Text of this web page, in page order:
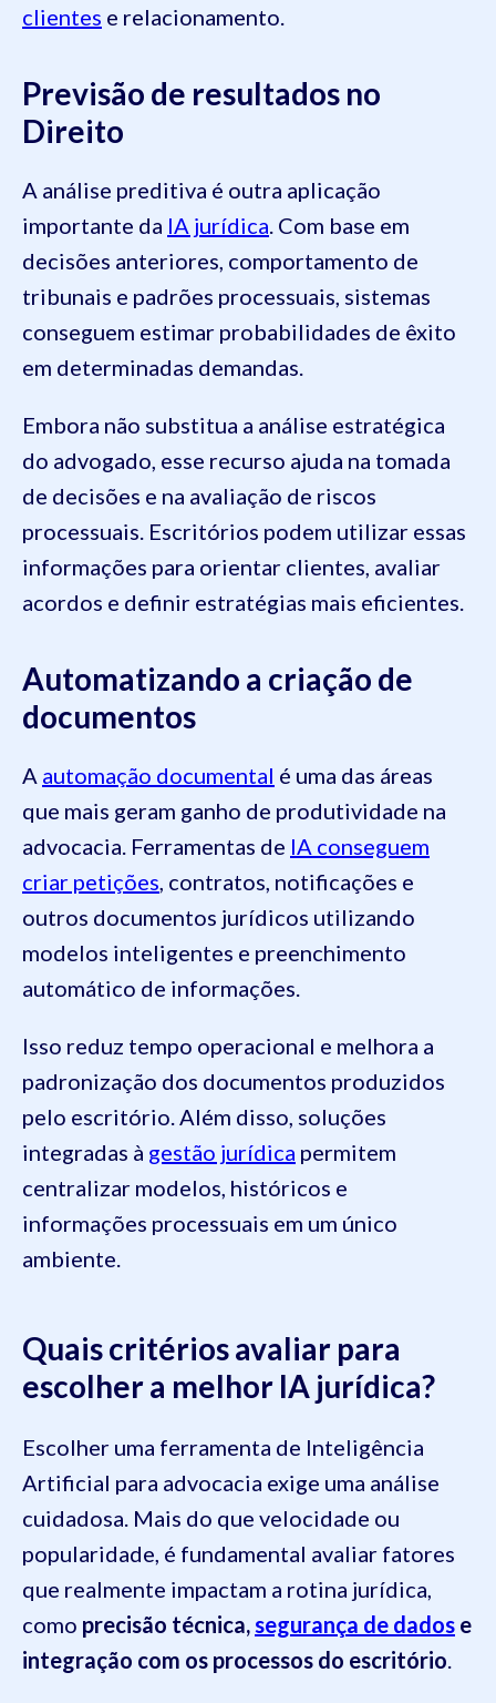
clientes e relacionamento.
Previsão de resultados no
Direito
A análise preditiva é outra aplicação
importante da IA jurídica. Com base em
decisões anteriores, comportamento de
tribunais e padrões processuais, sistemas
conseguem estimar probabilidades de êxito
em determinadas demandas.
Embora não substitua a análise estratégica
do advogado, esse recurso ajuda na tomada
de decisões e na avaliação de riscos
processuais. Escritórios podem utilizar essas
informações para orientar clientes, avaliar
acordos e definir estratégias mais eficientes.
Automatizando a criação de
documentos
A automação documental é uma das áreas
que mais geram ganho de produtividade na
advocacia. Ferramentas de IA conseguem
criar petições, contratos, notificações e
outros documentos jurídicos utilizando
modelos inteligentes e preenchimento
automático de informações.
Isso reduz tempo operacional e melhora a
padronização dos documentos produzidos
pelo escritório. Além disso, soluções
integradas à gestão jurídica permitem
centralizar modelos, históricos e
informações processuais em um único
ambiente.
Quais critérios avaliar para
escolher a melhor IA jurídica?
Escolher uma ferramenta de Inteligência
Artificial para advocacia exige uma análise
cuidadosa. Mais do que velocidade ou
popularidade, é fundamental avaliar fatores
que realmente impactam a rotina jurídica,
como precisão técnica,segurança de dados e
integração com os processos do escritório.